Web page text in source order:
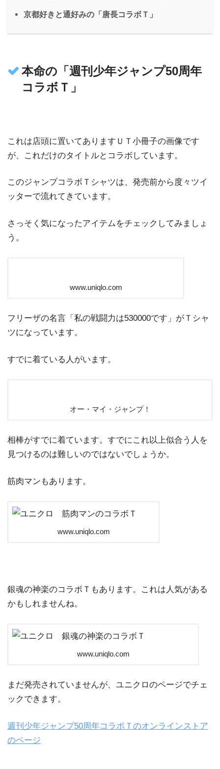
京都好きと通好みの「唐長コラボＴ」
本命の「週刊少年ジャンプ50周年
コラボＴ」
これは店頭に置いてありますＵＴ小冊子の画像です
が、これだけのタイトルとコラボしています。
このジャンプコラボＴシャツは、発売前から度々ツイ
ッターで流れてきています。
さっそく気になったアイテムをチェックしてみましょ
う。
www.uniqlo.com
フリーザの名言「私の戦闘力は530000です」がＴシャ
ツになっています。
すでに着ている人がいます。
オー・マイ・ジャンプ！
相棒がすでに着ています。すでにこれ以上似合う人を
見つけるのは難しいのではないでしょうか。
筋肉マンもあります。
www.uniqlo.com
銀魂の神楽のコラボＴもあります。これは人気がある
かもしれませんね。
www.uniqlo.com
まだ発売されていませんが、ユニクロのページでチェ
ックできます。
週刊少年ジャンプ50周年コラボＴのオンラインストア
のページ